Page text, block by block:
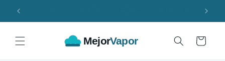
directamente
al contenido
Carrito